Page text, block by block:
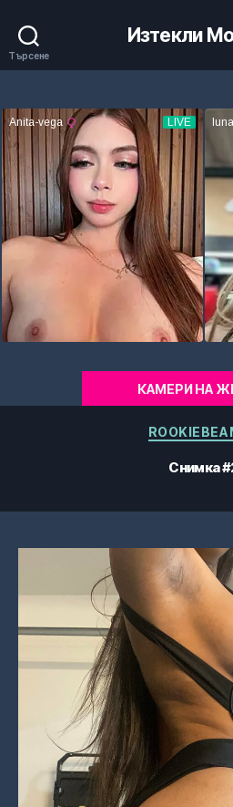
Търсене
Изтекли
КАМЕРИ НА
Снимка